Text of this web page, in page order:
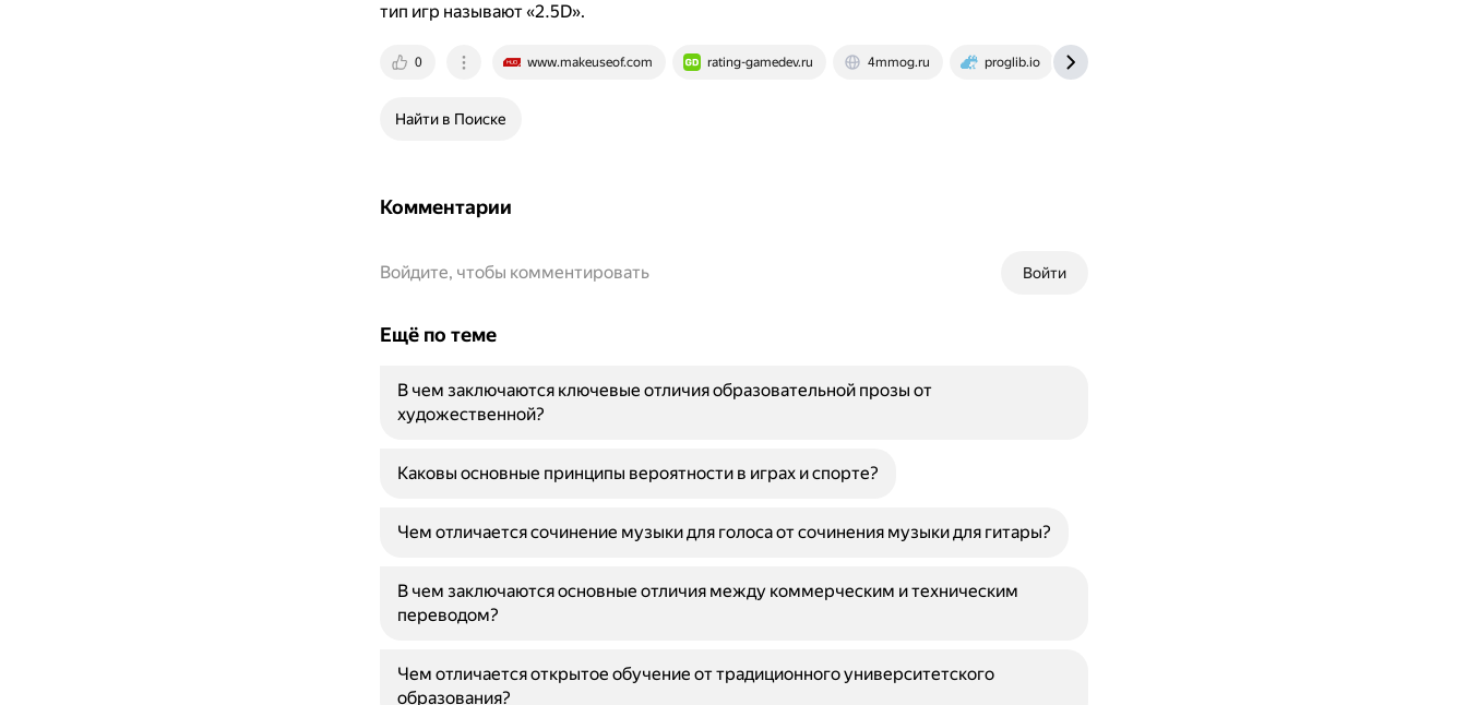
тип игр называют «2.5D».
0 www.makeuseof.com rating-gamedev.ru 4mmog.ru proglib.io
Найти в Поиске
Комментарии
Войти
Войдите, чтобы комментировать
Ещё по теме
В чем заключаются ключевые отличия образовательной прозы от
художественной?
Каковы основные принципы вероятности в играх и спорте?
Чем отличается сочинение музыки для голоса от сочинения музыки для гитары?
В чем заключаются основные отличия между коммерческим и техническим
переводом?
Чем отличается открытое обучение от традиционного университетского
образования?